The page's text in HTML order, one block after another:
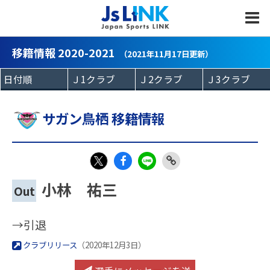
移籍情報 2020-2021 （2021年11月17日更新）
サガン鳥栖 移籍情報
X
Out 小林 祐三
→引退
クラブリリース （2020年12月3日）